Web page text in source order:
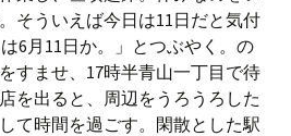
そういえば今日は11日だと気付
6月11日か。」とつぶやく。の
すませ、17時半青山一丁目で待
を出ると、周辺をうろうろした
て時間を過ごす。閑散とした駅